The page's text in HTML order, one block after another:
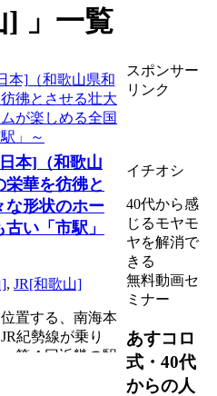
] 一覧
本]（和歌山
華を彷彿と
な形状のホー
い「市駅」
, JR[和歌山]
置する、南海本
紀勢線が乗り
第４回近畿の駅
スポンサー
リンク
イチオシ
40代から感
じるモヤモ
ヤを解消で
きる
無料動画セ
ミナー
あすコロ
式・40代
からの人